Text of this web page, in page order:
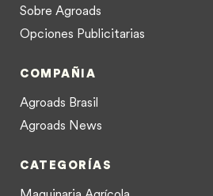
Sobre Agroads
Opciones Publicitarias
COMPAÑIA
Agroads Brasil
Agroads News
CATEGORÍAS